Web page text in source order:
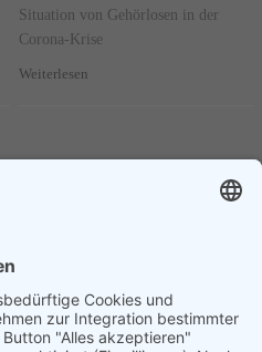
Situation von Gehörlosen in der
Corona-Krise
Weiterlesen